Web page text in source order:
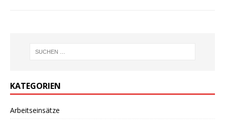
KATEGORIEN
Arbeitseinsätze